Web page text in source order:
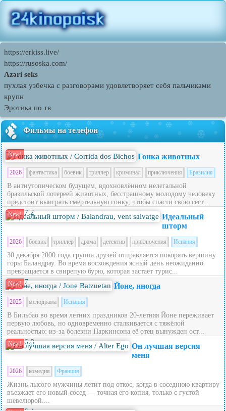
https://erkiss.live/
https://rusoska.com/
Azəri seks
пухлая узбечка с разговорами удовлетворяет себя пальчиками
крупн
Эротика по тв
Фильмы на телефон
New! Гонка животных
2026 фантастика боевик триллер криминал приключения Бразилия
В антиутопическом будущем, вдохновлённом нелегальной
бразильской лотереей животных, бесстрашному молодому человеку
предстоит выиграть смертельную гонку, чтобы спасти свою сест...
New! 7.2
Идеальный
шторм
2026 боевик триллер драма детектив приключения Испания
30 декабря 2000 года группа друзей отправляется покорять вершину
горы Баландрау. Во время восхождения ясный день неожиданно
превращается в свирепую бурю, которая застаёт турис...
New! 7 Йоне, иногда
2025 мелодрама Испания
В Бильбао во время летних праздников 20‑летняя Йоне переживает
первую любовь, но одновременно сталкивается с тяжёлой
реальностью: из‑за болезни Паркинсона её отец вынужден ост...
New! 6.8
Он лучшая версия
меня
2026 комедия Франция
Жизнь лысого мужчины летит под откос, когда в соседнюю квартиру
въезжает его новый сосед — точная его копия, только с густой
шевелюрой....